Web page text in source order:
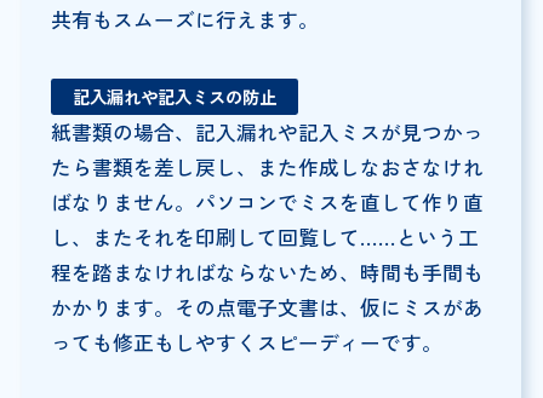
共有もスムーズに行えます。
記入漏れや記入ミスの防止
紙書類の場合、記入漏れや記入ミスが見つかっ
たら書類を差し戻し、また作成しなおさなけれ
ばなりません。パソコンでミスを直して作り直
し、またそれを印刷して回覧して……という工
程を踏まなければならないため、時間も手間も
かかります。その点電子文書は、仮にミスがあ
っても修正もしやすくスピーディーです。